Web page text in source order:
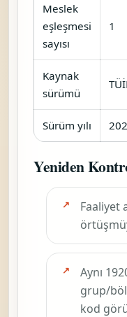
Meslek
eşleşmesi
sayısı
1
Kaynak
sürümü
Sürüm yılı
Yeniden
Faaliyet
Aynı
grup/
kod